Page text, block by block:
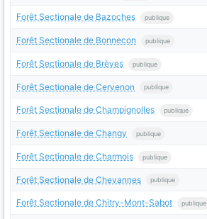
Forêt Sectionale de Bazoches publique
Forêt Sectionale de Bonnecon publique
Forêt Sectionale de Brèves publique
Forêt Sectionale de Cervenon publique
Forêt Sectionale de Champignolles publique
Forêt Sectionale de Changy publique
Forêt Sectionale de Charmois publique
Forêt Sectionale de Chevannes publique
Forêt Sectionale de Chitry-Mont-Sabot publique